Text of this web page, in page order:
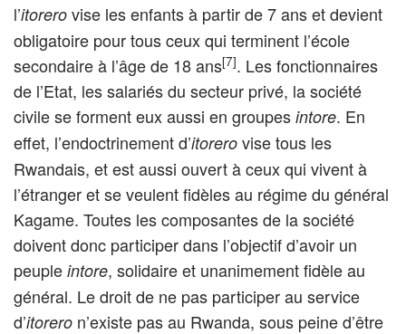
l’itorero vise les enfants à partir de 7 ans et devient
obligatoire pour tous ceux qui terminent l’école
secondaire à l’âge de 18 ans[7]. Les fonctionnaires
de l’Etat, les salariés du secteur privé, la société
civile se forment eux aussi en groupes intore. En
effet, l’endoctrinement d’itorero vise tous les
Rwandais, et est aussi ouvert à ceux qui vivent à
l’étranger et se veulent fidèles au régime du général
Kagame. Toutes les composantes de la société
doivent donc participer dans l’objectif d’avoir un
peuple intore, solidaire et unanimement fidèle au
général. Le droit de ne pas participer au service
d’itorero n’existe pas au Rwanda, sous peine d’être